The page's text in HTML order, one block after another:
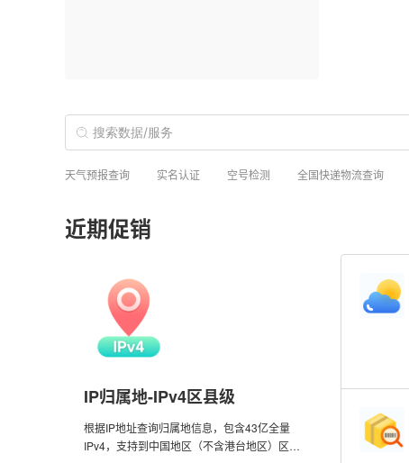
天气预报查询 实名认证 空号检测 全国快递物流查询
近期促销
IP归属地-IPv4区县级
根据IP地址查询归属地信息，包含43亿全量
IPv4，支持到中国地区（不含港台地区）区县